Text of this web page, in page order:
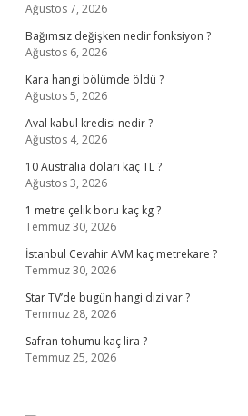
Ağustos 7, 2026
Bağımsız değişken nedir fonksiyon ?
Ağustos 6, 2026
Kara hangi bölümde öldü ?
Ağustos 5, 2026
Aval kabul kredisi nedir ?
Ağustos 4, 2026
10 Australia doları kaç TL ?
Ağustos 3, 2026
1 metre çelik boru kaç kg ?
Temmuz 30, 2026
İstanbul Cevahir AVM kaç metrekare ?
Temmuz 30, 2026
Star TV’de bugün hangi dizi var ?
Temmuz 28, 2026
Safran tohumu kaç lira ?
Temmuz 25, 2026